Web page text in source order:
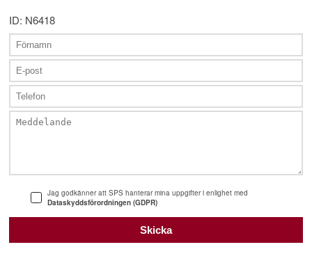
ID: N6418
Jag godkänner att SPS hanterar mina uppgifter i enlighet med
Dataskyddsförordningen (GDPR)